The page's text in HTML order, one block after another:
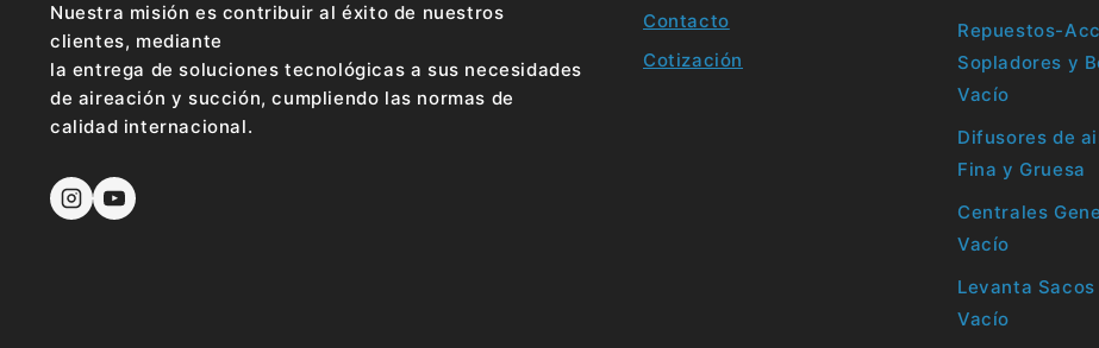
Nuestra misión es contribuir al éxito de nuestros
clientes, mediante
la entrega de soluciones tecnológicas a sus necesidades
de aireación y succión, cumpliendo las normas de
calidad internacional.
Contacto
Cotización
Repuestos-
Sopladores y
Vacío
Difusores de
Fina y Gruesa
Centrales
Vacío
Levanta
Vacío